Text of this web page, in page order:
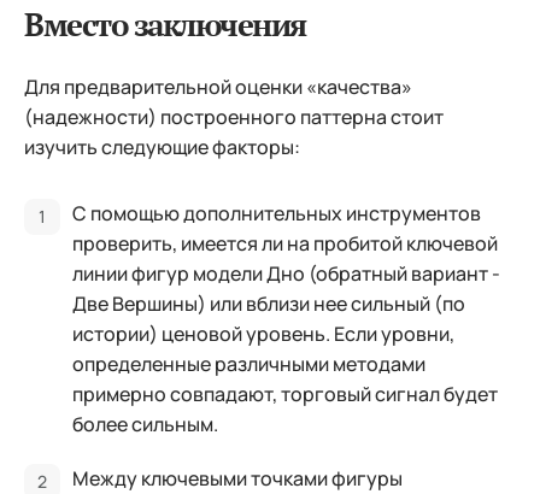
Вместо заключения
Для предварительной оценки «качества»
(надежности) построенного паттерна стоит
изучить следующие факторы:
С помощью дополнительных инструментов
проверить, имеется ли на пробитой ключевой
линии фигур модели Дно (обратный вариант -
Две Вершины) или вблизи нее сильный (по
истории) ценовой уровень. Если уровни,
определенные различными методами
примерно совпадают, торговый сигнал будет
более сильным.
Между ключевыми точками фигуры